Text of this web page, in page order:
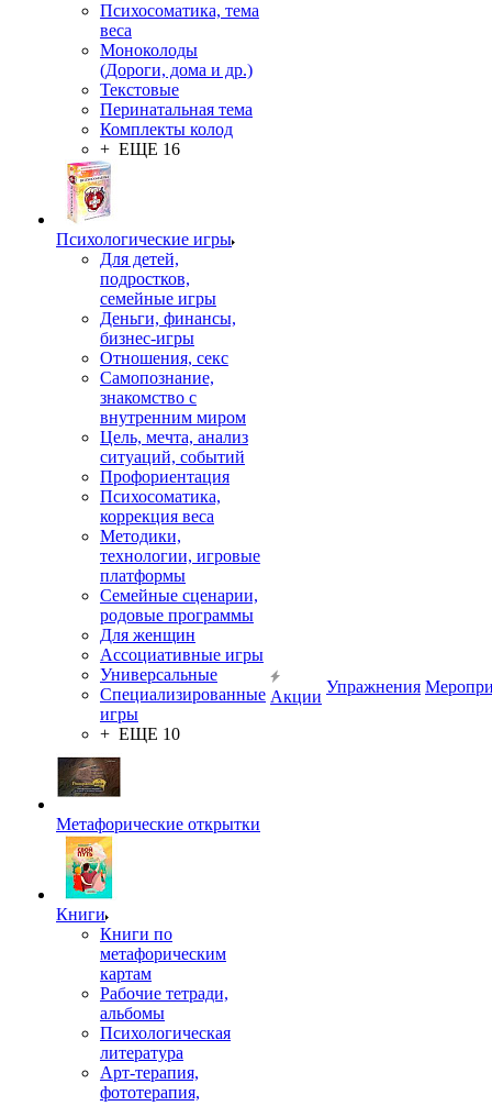
Психосоматика, тема
веса
Моноколоды
(Дороги, дома и др.)
Текстовые
Перинатальная тема
Комплекты колод
+ ЕЩЕ 16
Психологические игры
Для детей,
подростков,
семейные игры
Деньги, финансы,
бизнес-игры
Отношения, секс
Самопознание,
знакомство с
внутренним миром
Цель, мечта, анализ
ситуаций, событий
Профориентация
Психосоматика,
коррекция веса
Методики,
технологии, игровые
платформы
Семейные сценарии,
родовые программы
Для женщин
Ассоциативные игры
Универсальные
Специализированные
игры
+ ЕЩЕ 10
Метафорические открытки
Книги
Книги по
метафорическим
картам
Рабочие тетради,
альбомы
Психологическая
литература
Арт-терапия,
фототерапия,
Акции
Упражнения